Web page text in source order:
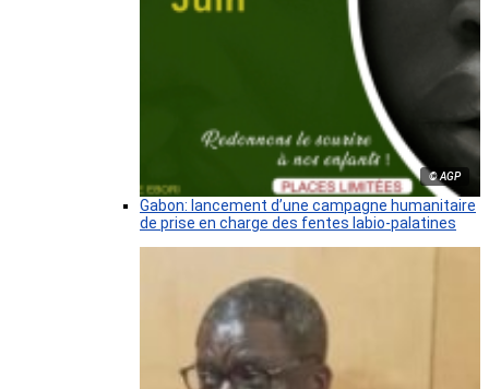
© AGP
Gabon: lancement d’une campagne humanitaire
de prise en charge des fentes labio-palatines